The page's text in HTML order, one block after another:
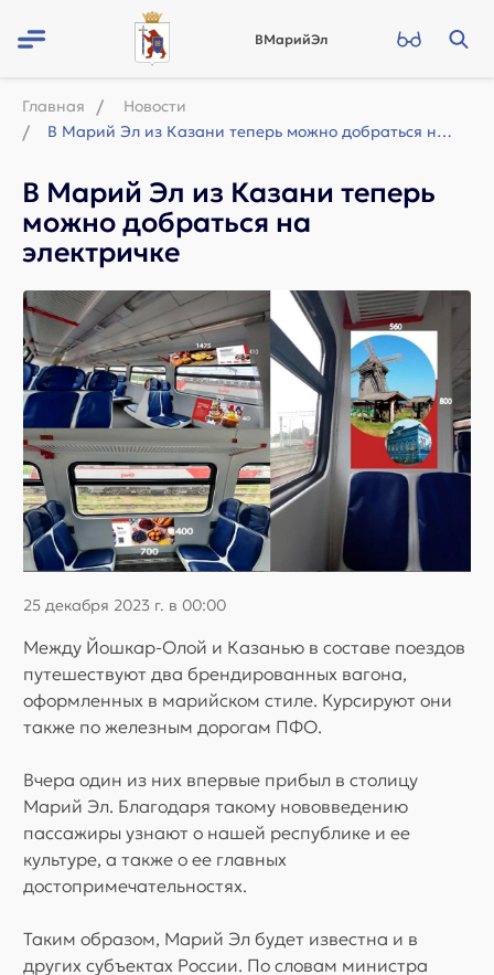
ВМарийЭл
Главная
Новости
В Марий Эл из Казани теперь можно добраться на электричке
В Марий Эл из Казани теперь
можно добраться на
электричке
25 декабря 2023 г. в 00:00
Между Йошкар-Олой и Казанью в составе поездов
путешествуют два брендированных вагона,
оформленных в марийском стиле. Курсируют они
также по железным дорогам ПФО.
Вчера один из них впервые прибыл в столицу
Марий Эл. Благодаря такому нововведению
пассажиры узнают о нашей республике и ее
культуре, а также о ее главных
достопримечательностях.
Таким образом, Марий Эл будет известна и в
других субъектах России. По словам министра